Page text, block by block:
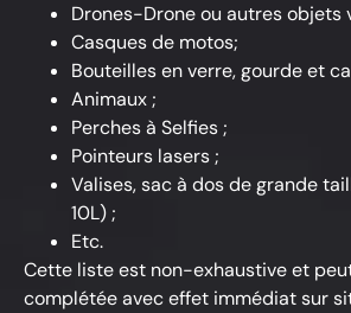
Drones-Drone ou autres objets
Casques de motos;
Bouteilles en verre, gourde et
Animaux ;
Perches à Selfies ;
Pointeurs lasers ;
Valises, sac à dos de grande
10L) ;
Etc.
Cette liste est non-exhaustive et
complétée avec effet immédiat sur